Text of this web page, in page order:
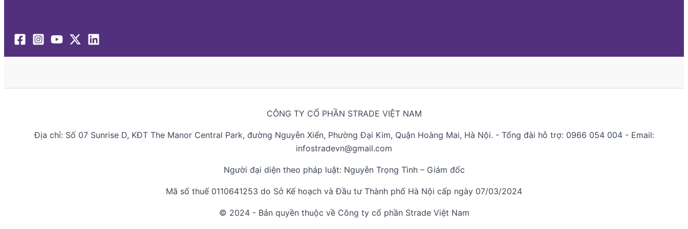
CÔNG TY CỔ PHẦN STRADE VIỆT NAM
Địa chỉ: Số 07 Sunrise D, KĐT The Manor Central Park, đường Nguyễn Xiển, Phường Đại Kim, Quận Hoàng Mai, Hà Nội. - Tổng đài hỗ trợ: 0966 054 004 - Email:
infostradevn@gmail.com
Người đại diện theo pháp luật: Nguyễn Trọng Tình – Giám đốc
Mã số thuế 0110641253 do Sở Kế hoạch và Đầu tư Thành phố Hà Nội cấp ngày 07/03/2024
© 2024 - Bản quyền thuộc về Công ty cổ phần Strade Việt Nam